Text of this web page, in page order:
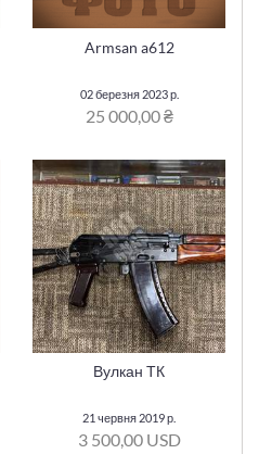
Armsan a612
02 березня 2023 р.
25 000,00 ₴
Вулкан ТК
21 червня 2019 р.
3 500,00 USD